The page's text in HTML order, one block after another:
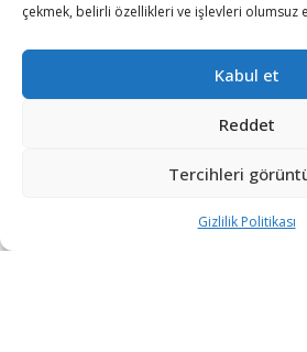
çekmek, belirli özellikleri ve işlevleri olumsuz
Kabul et
Reddet
Tercihleri
Gizlilik Politikası
2026 © Savunma TR. Tüm Hakları Saklıdır.
Siber Güvenlik
Teknoloji
Politika